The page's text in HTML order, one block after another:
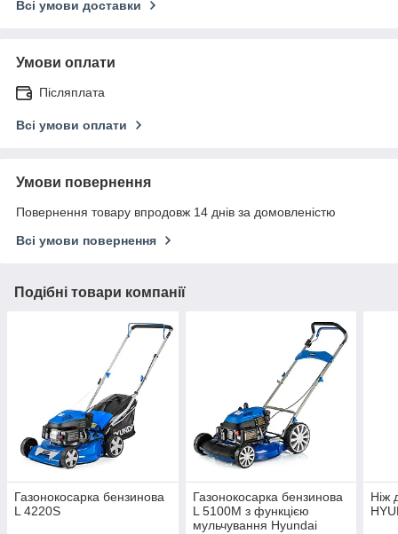
Всі умови доставки
Умови оплати
Післяплата
Всі умови оплати
Умови повернення
Повернення товару впродовж 14 днів за домовленістю
Всі умови повернення
Подібні товари компанії
Газонокосарка бензинова
L 4220S
Газонокосарка бензинова
L 5100M з функцією
мульчування Hyundai
Ніж